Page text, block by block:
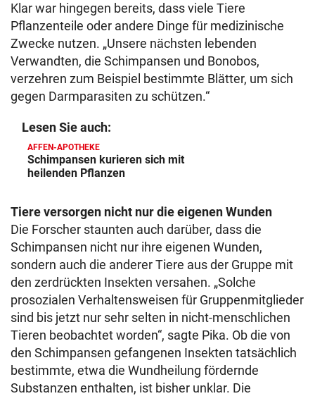
Klar war hingegen bereits, dass viele Tiere
Pflanzenteile oder andere Dinge für medizinische
Zwecke nutzen. „Unsere nächsten lebenden
Verwandten, die Schimpansen und Bonobos,
verzehren zum Beispiel bestimmte Blätter, um sich
gegen Darmparasiten zu schützen.“
Lesen Sie auch:
AFFEN-APOTHEKE
Schimpansen kurieren sich mit
heilenden Pflanzen
Tiere versorgen nicht nur die eigenen Wunden
Die Forscher staunten auch darüber, dass die
Schimpansen nicht nur ihre eigenen Wunden,
sondern auch die anderer Tiere aus der Gruppe mit
den zerdrückten Insekten versahen. „Solche
prosozialen Verhaltensweisen für Gruppenmitglieder
sind bis jetzt nur sehr selten in nicht-menschlichen
Tieren beobachtet worden“, sagte Pika. Ob die von
den Schimpansen gefangenen Insekten tatsächlich
bestimmte, etwa die Wundheilung fördernde
Substanzen enthalten, ist bisher unklar. Die